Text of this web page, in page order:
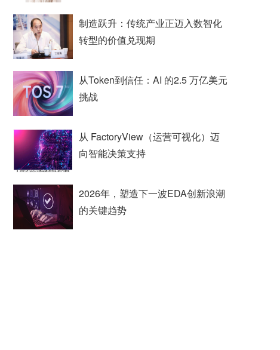
制造跃升：传统产业正迈入数智化
转型的价值兑现期
从Token到信任：AI 的2.5 万亿美元
挑战
从 FactoryView（运营可视化）迈
向智能决策支持
2026年，塑造下一波EDA创新浪潮
的关键趋势